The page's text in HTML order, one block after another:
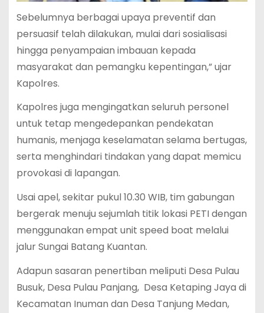
Sebelumnya berbagai upaya preventif dan
persuasif telah dilakukan, mulai dari sosialisasi
hingga penyampaian imbauan kepada
masyarakat dan pemangku kepentingan,” ujar
Kapolres.
Kapolres juga mengingatkan seluruh personel
untuk tetap mengedepankan pendekatan
humanis, menjaga keselamatan selama bertugas,
serta menghindari tindakan yang dapat memicu
provokasi di lapangan.
Usai apel, sekitar pukul 10.30 WIB, tim gabungan
bergerak menuju sejumlah titik lokasi PETI dengan
menggunakan empat unit speed boat melalui
jalur Sungai Batang Kuantan.
Adapun sasaran penertiban meliputi Desa Pulau
Busuk, Desa Pulau Panjang, Desa Ketaping Jaya di
Kecamatan Inuman dan Desa Tanjung Medan,